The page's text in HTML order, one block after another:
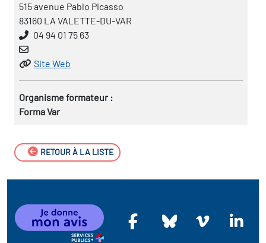
515 avenue Pablo Picasso
83160 LA VALETTE-DU-VAR
04 94 01 75 63
Site Web
Organisme formateur :
Forma Var
RETOUR À LA LISTE